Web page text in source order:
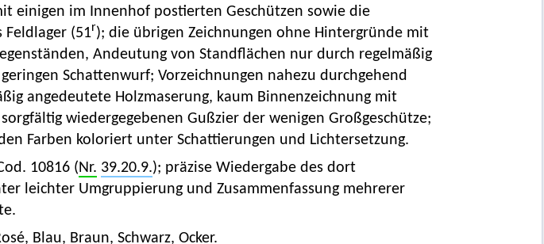
einigen im Innenhof postierten Geschützen sowie die
Feldlager (51r); die übrigen Zeichnungen ohne Hintergründe mit
Andeutung von Standflächen nur durch regelmäßig
Schattenwurf; Vorzeichnungen nahezu durchgehend
angedeutete Holzmaserung, kaum Binnenzeichnung mit
wiedergegebenen Gußzier der wenigen Großgeschütze;
Farben koloriert unter Schattierungen und Lichtersetzung.
10816 (Nr. 39.20.9.); präzise Wiedergabe des dort
leichter Umgruppierung und Zusammenfassung mehrerer
Blau, Braun, Schwarz, Ocker.